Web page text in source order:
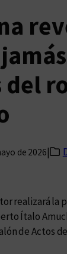
del
de 2026|
realizará la
Ítalo
de Actos